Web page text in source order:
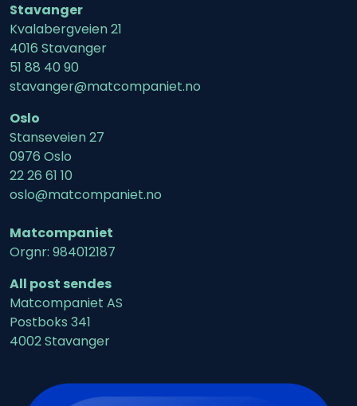
Stavanger
Kvalabergveien 21
4016 Stavanger
51 88 40 90
stavanger@matcompaniet.no
Oslo
Stanseveien 27
0976 Oslo
22 26 61 10
oslo@matcompaniet.no
Matcompaniet
Orgnr: 984012187
All post sendes
Matcompaniet AS
Postboks 341
4002 Stavanger